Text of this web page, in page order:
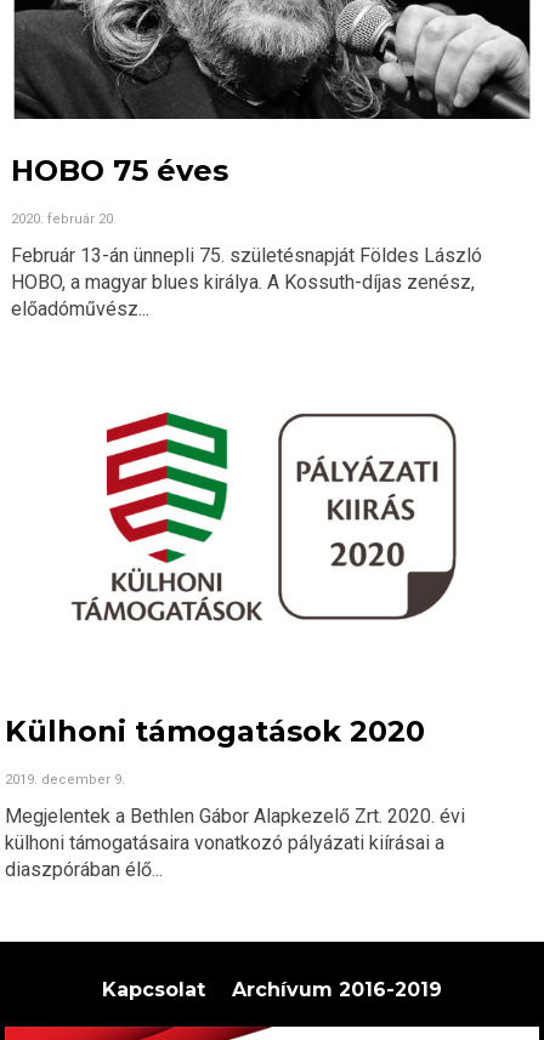
HOBO 75 éves
2020. február 20.
Február 13-án ünnepli 75. születésnapját Földes László
HOBO, a magyar blues királya. A Kossuth-díjas zenész,
előadóművész...
Külhoni támogatások 2020
2019. december 9.
Megjelentek a Bethlen Gábor Alapkezelő Zrt. 2020. évi
külhoni támogatásaira vonatkozó pályázati kiírásai a
diaszpórában élő...
Kapcsolat Archívum 2016-2019